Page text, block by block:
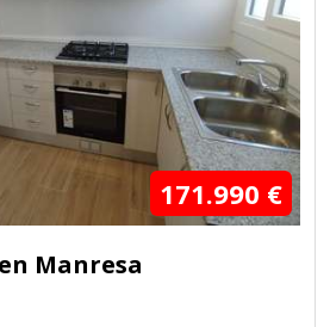
171.990 €
Manresa